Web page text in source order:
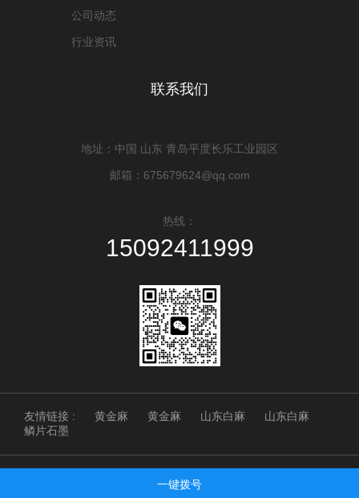
公司动态
行业资讯
联系我们
地址：中国 山东 青岛平度长乐工业园区
邮箱：675679624@qq.com
热线：
15092411999
友情链接 : 黄金麻 黄金麻 山东白麻
山东白麻
鳞片石墨
Copyright © 2025 青岛琳峰石业 版权所有
一键拨号